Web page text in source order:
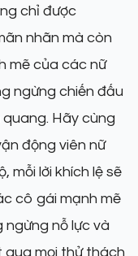
chỉ được
nhãn mà còn
mẽ của các nữ
ngừng chiến đấu
Hãy cùng
động viên nữ
mỗi lời khích lệ sẽ
cô gái mạnh mẽ
ngừng nỗ lực và
qua mọi thử thách